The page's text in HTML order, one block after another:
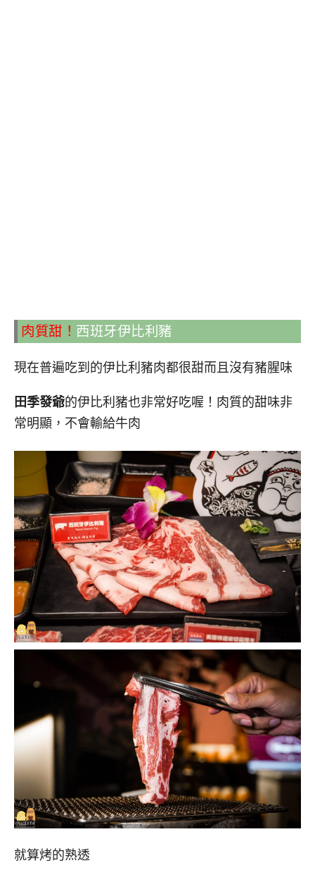
肉質甜！ 西班牙伊比利豬
現在普遍吃到的伊比利豬肉都很甜而且沒有豬腥味
田季發爺的伊比利豬也非常好吃喔！肉質的甜味非
常明顯，不會輸給牛肉
就算烤的熟透